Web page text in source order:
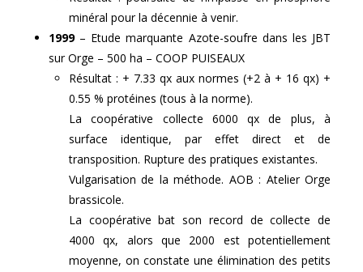
minéral pour la décennie à venir.
1999– Etude marquante Azote-soufre dans les JBT
sur Orge – 500 ha – COOP PUISEAUX
Résultat : + 7.33 qx aux normes (+2 à + 16 qx) +
0.55 % protéines (tous à la norme).
La coopérative collecte 6000 qx de plus, à
surface identique, par effet direct et de
transposition. Rupture des pratiques existantes.
Vulgarisation de la méthode. AOB : Atelier Orge
brassicole.
La coopérative bat son record de collecte de
4000 qx, alors que 2000 est potentiellement
moyenne, on constate une élimination des petits